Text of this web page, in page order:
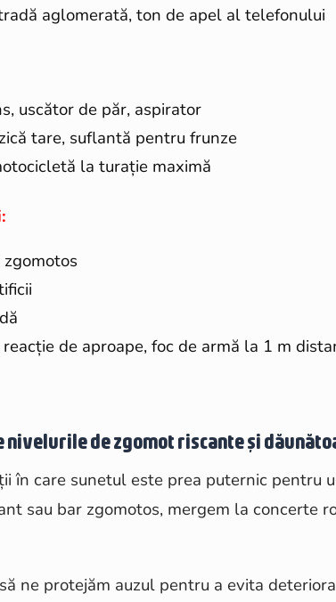
aglomerată, ton de apel al telefonului
uscător de păr, aspirator
tare, suflantă pentru frunze
la turație maximă
de aproape, foc de armă la 1 m
nivelurile de zgomot riscante și
în care sunetul este prea puternic pentru
sau bar zgomotos, mergem la concerte
ne protejăm auzul pentru a evita